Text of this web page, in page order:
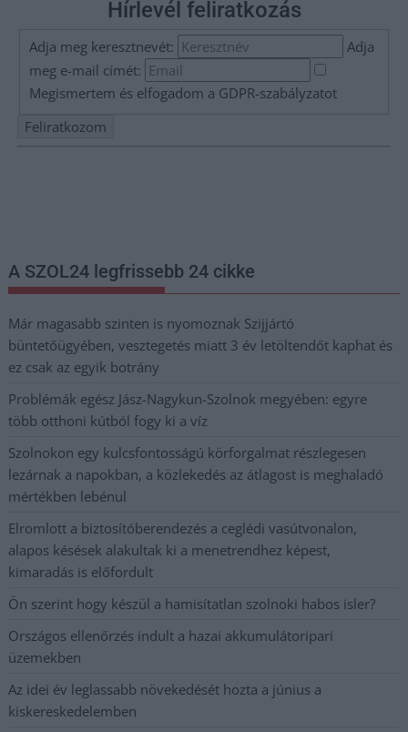
Hírlevél feliratkozás
Adja meg keresztnevét:
Adja
meg e-mail címét:
Megismertem és elfogadom a GDPR-szabályzatot
A SZOL24 legfrissebb 24 cikke
Már magasabb szinten is nyomoznak Szijjártó
büntetőügyében, vesztegetés miatt 3 év letöltendőt kaphat és
ez csak az egyik botrány
Problémák egész Jász-Nagykun-Szolnok megyében: egyre
több otthoni kútból fogy ki a víz
Szolnokon egy kulcsfontosságú körforgalmat részlegesen
lezárnak a napokban, a közlekedés az átlagost is meghaladó
mértékben lebénul
Elromlott a biztosítóberendezés a ceglédi vasútvonalon,
alapos késések alakultak ki a menetrendhez képest,
kimaradás is előfordult
Ön szerint hogy készül a hamisítatlan szolnoki habos isler?
Országos ellenőrzés indult a hazai akkumulátoripari
üzemekben
Az idei év leglassabb növekedését hozta a június a
kiskereskedelemben